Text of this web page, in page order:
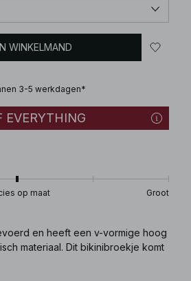
WINKELMAND
3-5 werkdagen*
EVERYTHING
op maat Groot
en heeft een v-vormige hoog
materiaal. Dit bikinibroekje komt